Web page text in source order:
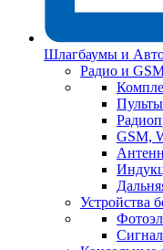
Шлагбаумы и
Радио и
GSM,
Устройства